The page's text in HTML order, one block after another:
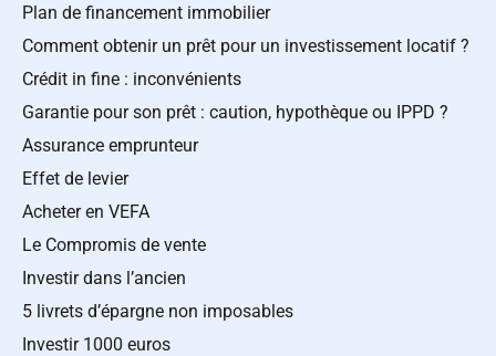
Plan de financement immobilier
Comment obtenir un prêt pour un investissement locatif ?
Crédit in fine : inconvénients
Garantie pour son prêt : caution, hypothèque ou IPPD ?
Assurance emprunteur
Effet de levier
Acheter en VEFA
Le Compromis de vente
Investir dans l’ancien
5 livrets d’épargne non imposables
Investir 1000 euros